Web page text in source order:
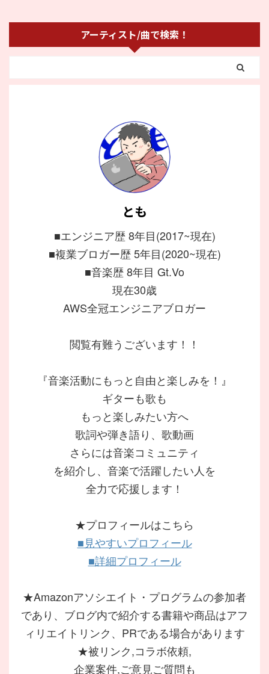
アーティスト/曲で検索！
とも
■エンジニア歴 8年目(2017~現在)
■複業ブロガー歴 5年目(2020~現在)
■音楽歴 8年目 Gt.Vo
現在30歳
AWS全冠エンジニアブロガー
閲覧有難うございます！！
『音楽活動にもっと自由と楽しみを！』
ギターも歌も
もっと楽しみたい方へ
歌詞や弾き語り、歌動画
さらには音楽コミュニティ
を紹介し、音楽で活躍したい人を
全力で応援します！
★プロフィールはこちら
■見やすいプロフィール
■詳細プロフィール
★Amazonアソシエイト・プログラムの参加者
であり、ブログ内で紹介する書籍や商品はアフ
ィリエイトリンク、PRである場合があります
★被リンク,コラボ依頼,
企業案件,ご意見ご質問も